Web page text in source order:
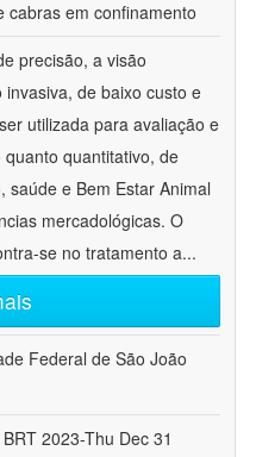
cabras em confinamento
precisão, a visão
de baixo custo e
utilizada para avaliação e
quantitativo, de
saúde e Bem Estar Animal
mercadológicas. O
se no tratamento a...
Federal de São João
2023-Thu Dec 31